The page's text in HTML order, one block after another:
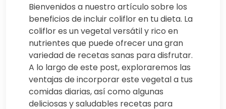
Bienvenidos a nuestro artículo sobre los
beneficios de incluir coliflor en tu dieta. La
coliflor es un vegetal versátil y rico en
nutrientes que puede ofrecer una gran
variedad de recetas sanas para disfrutar.
A lo largo de este post, exploraremos las
ventajas de incorporar este vegetal a tus
comidas diarias, así como algunas
deliciosas y saludables recetas para